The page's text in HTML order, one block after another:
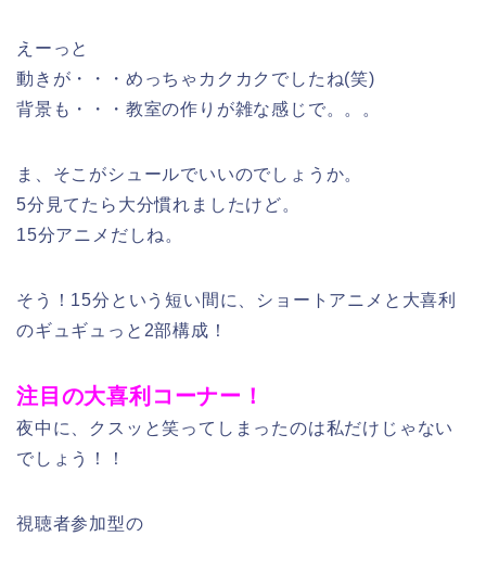
えーっと
動きが・・・めっちゃカクカクでしたね(笑)
背景も・・・教室の作りが雑な感じで。。。
ま、そこがシュールでいいのでしょうか。
5分見てたら大分慣れましたけど。
15分アニメだしね。
そう！15分という短い間に、ショートアニメと大喜利
のギュギュっと2部構成！
注目の大喜利コーナー！
夜中に、クスッと笑ってしまったのは私だけじゃない
でしょう！！
視聴者参加型の